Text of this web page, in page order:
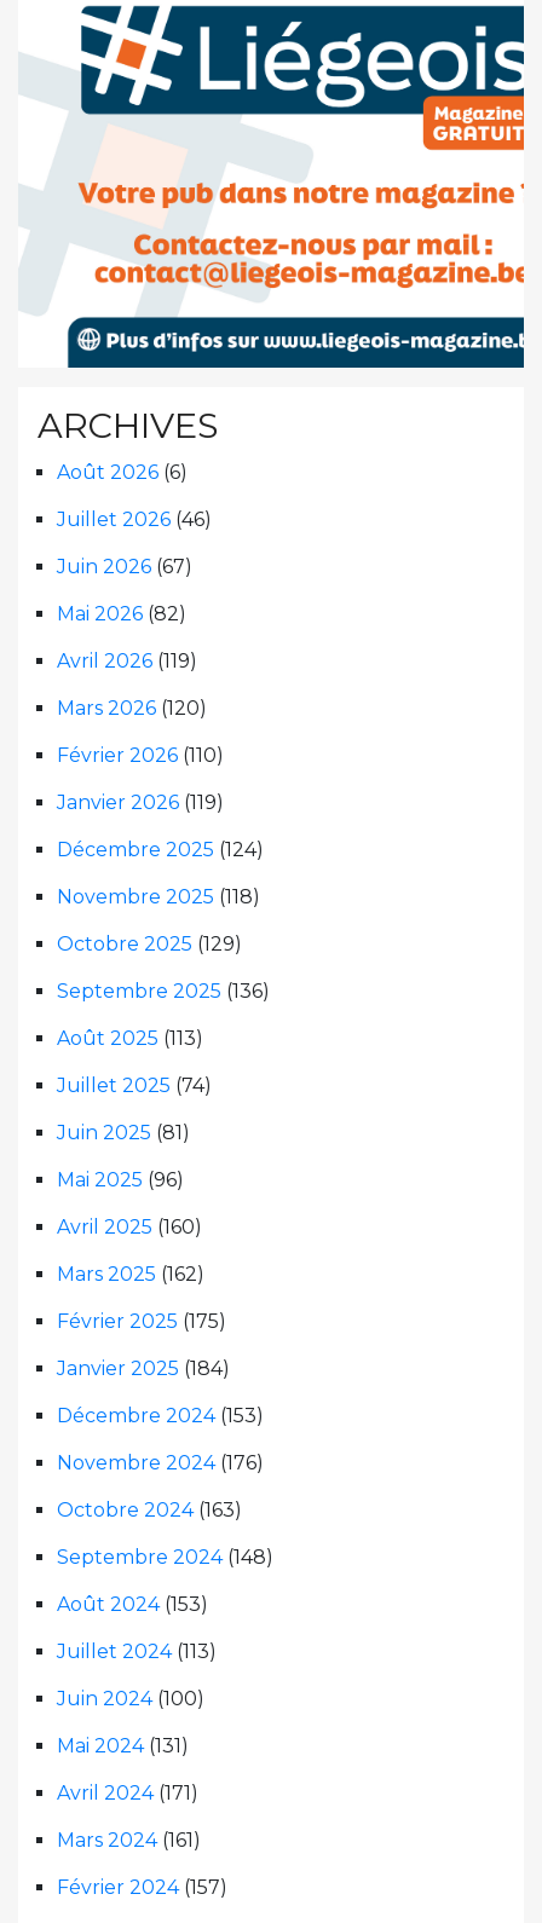
ARCHIVES
Août 2026 (6)
Juillet 2026 (46)
Juin 2026 (67)
Mai 2026 (82)
Avril 2026 (119)
Mars 2026 (120)
Février 2026 (110)
Janvier 2026 (119)
Décembre 2025 (124)
Novembre 2025 (118)
Octobre 2025 (129)
Septembre 2025 (136)
Août 2025 (113)
Juillet 2025 (74)
Juin 2025 (81)
Mai 2025 (96)
Avril 2025 (160)
Mars 2025 (162)
Février 2025 (175)
Janvier 2025 (184)
Décembre 2024(153)
Novembre 2024(176)
Octobre 2024(163)
Septembre 2024(148)
Août 2024(153)
Juillet 2024(113)
Juin 2024(100)
Mai 2024(131)
Avril 2024(171)
Mars 2024(161)
Février 2024(157)